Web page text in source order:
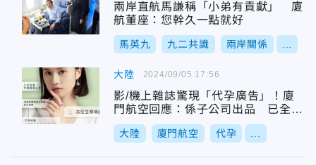
兩岸直航馬謙稱「小弟有貢獻」 廈
航董座：您幹久一點就好
馬英九 九二共識 兩岸關係
大陸
影/機上雜誌驚現「代孕廣告」！廈
門航空回應：係子公司出品 已全部
下架
大陸 廈門航空 代孕
2024/09/05 17:56